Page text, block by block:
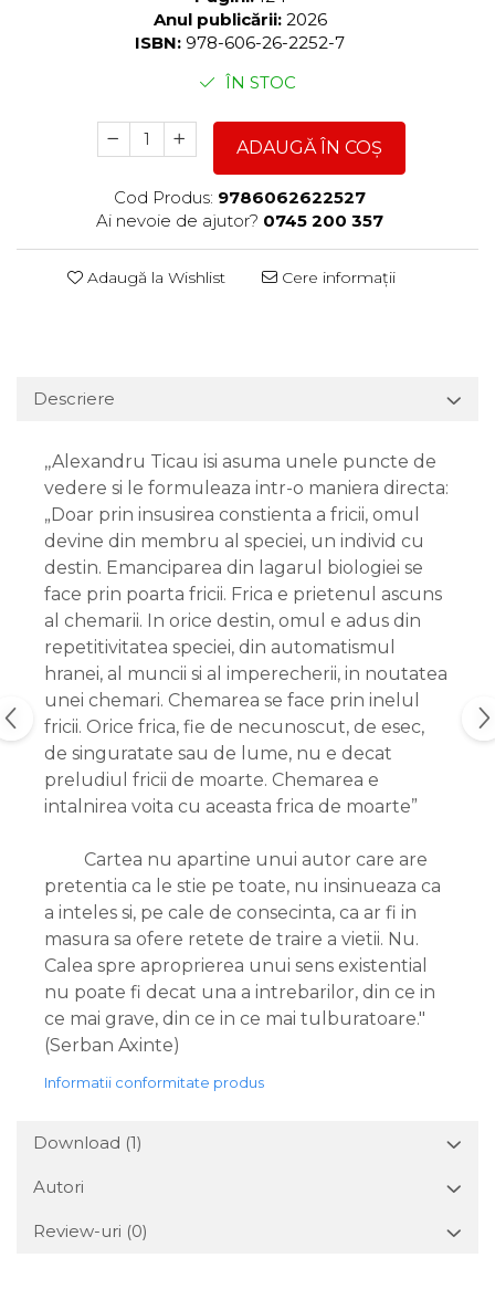
Anul publicării: 2026
ISBN: 978-606-26-2252-7
ÎN STOC
ADAUGĂ ÎN COȘ
Cod Produs: 9786062622527
Ai nevoie de ajutor? 0745 200 357
Adaugă la Wishlist Cere informații
Descriere
,,Alexandru Ticau isi asuma unele puncte de
vedere si le formuleaza intr-o maniera directa:
„Doar prin insusirea constienta a fricii, omul
devine din membru al speciei, un individ cu
destin. Emanciparea din lagarul biologiei se
face prin poarta fricii. Frica e prietenul ascuns
al chemarii. In orice destin, omul e adus din
repetitivitatea speciei, din automatismul
hranei, al muncii si al imperecherii, in noutatea
unei chemari. Chemarea se face prin inelul
fricii. Orice frica, fie de necunoscut, de esec,
de singuratate sau de lume, nu e decat
preludiul fricii de moarte. Chemarea e
intalnirea voita cu aceasta frica de moarte”
Cartea nu apartine unui autor care are
pretentia ca le stie pe toate, nu insinueaza ca
a inteles si, pe cale de consecinta, ca ar fi in
masura sa ofere retete de traire a vietii. Nu.
Calea spre aproprierea unui sens existential
nu poate fi decat una a intrebarilor, din ce in
ce mai grave, din ce in ce mai tulburatoare."
(Serban Axinte)
Informatii conformitate produs
Download (1)
Autori
Review-uri (0)